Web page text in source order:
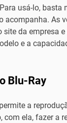
usá-lo, basta
acompanha. As
site da empresa
e a
Blu-Ray
a
com ela, fazer a